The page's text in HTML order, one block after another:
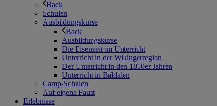
Back
Schulen
Ausbildungskurse
Back
Ausbildungskurse
Die Eisenzeit im Unterricht
Unterricht in der Wikingerregion
Der Unterricht in den 1850er Jahren
Unterricht in Båldalen
Camp-Schulen
Auf eigene Faust
Erlebnisse